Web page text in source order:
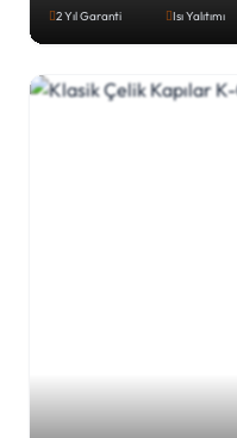
2 Yıl Garanti Isı Yalıtımı